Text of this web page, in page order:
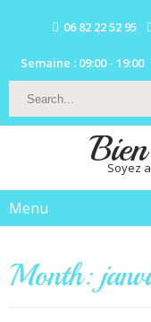
06 82 22 52 95
Semaine : 09:00 - 19:00
Soyez
Menu
Month: